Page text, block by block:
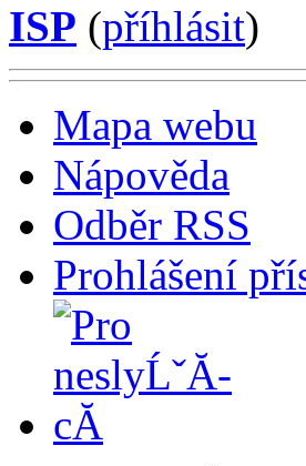
ISP (příhlásit)
Mapa webu
Nápověda
Odběr RSS
Prohlášení